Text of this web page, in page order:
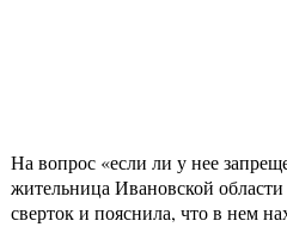
На вопрос «если ли у нее
жительница Ивановской
сверток и пояснила, что в нем